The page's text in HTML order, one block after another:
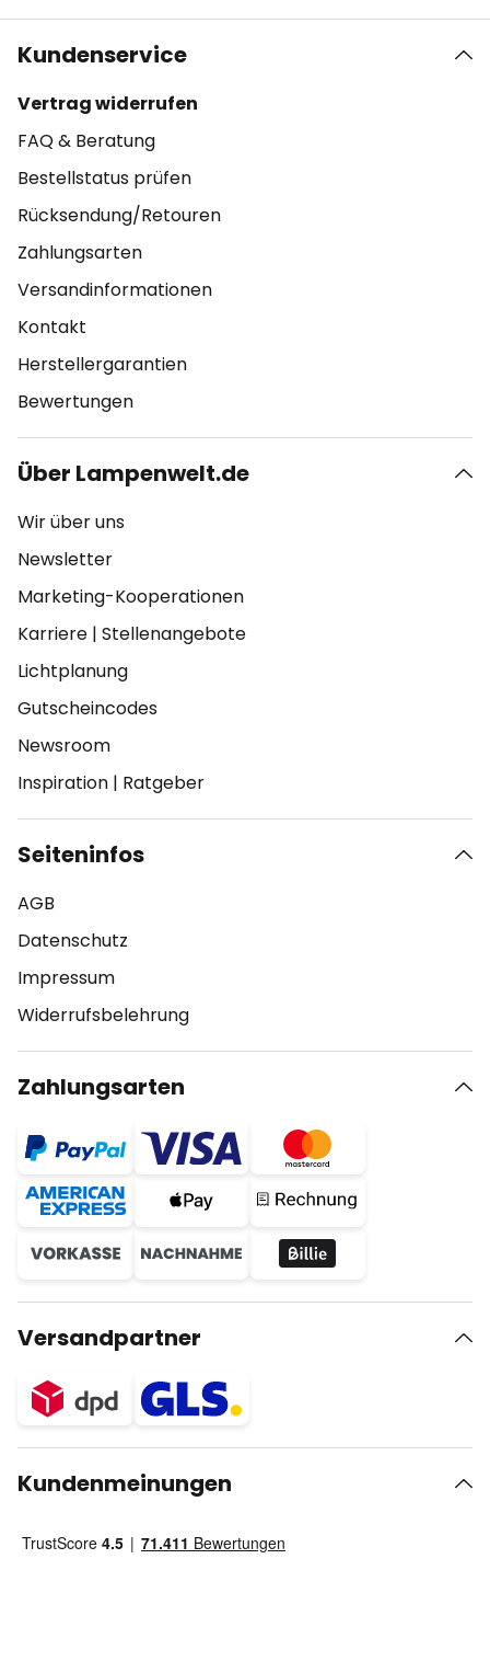
Kundenservice
Vertrag widerrufen
FAQ & Beratung
Bestellstatus prüfen
Rücksendung/Retouren
Zahlungsarten
Versandinformationen
Kontakt
Herstellergarantien
Bewertungen
Über Lampenwelt.de
Wir über uns
Newsletter
Marketing-Kooperationen
Karriere | Stellenangebote
Lichtplanung
Gutscheincodes
Newsroom
Inspiration | Ratgeber
Seiteninfos
AGB
Datenschutz
Impressum
Widerrufsbelehrung
Zahlungsarten
Versandpartner
Kundenmeinungen